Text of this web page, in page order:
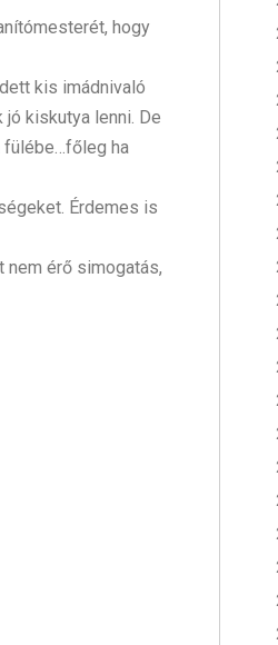
hogy
kis imádnivaló
kiskutya lenni. De
fülébe…főleg ha
Érdemes is
érő simogatás,